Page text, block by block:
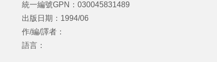
統一編號GPN：030045831489
出版日期：1994/06
作/編/譯者：
語言：